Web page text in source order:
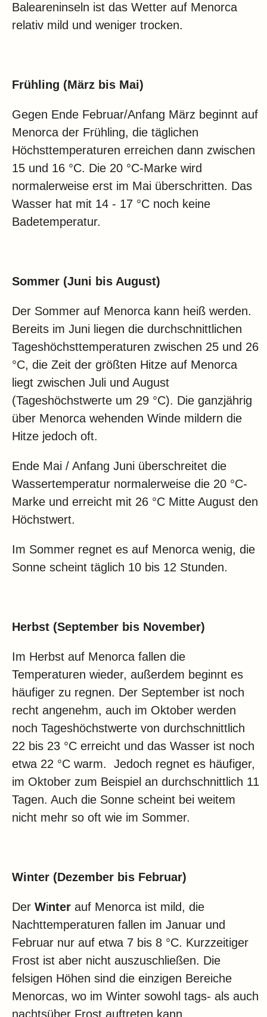
Baleareninseln ist das Wetter auf Menorca
relativ mild und weniger trocken.
Frühling (März bis Mai)
Gegen Ende Februar/Anfang März beginnt auf
Menorca der Frühling, die täglichen
Höchsttemperaturen erreichen dann zwischen
15 und 16 °C. Die 20 °C-Marke wird
normalerweise erst im Mai überschritten. Das
Wasser hat mit 14 - 17 °C noch keine
Badetemperatur.
Sommer (Juni bis August)
Der Sommer auf Menorca kann heiß werden.
Bereits im Juni liegen die durchschnittlichen
Tageshöchsttemperaturen zwischen 25 und 26
°C, die Zeit der größten Hitze auf Menorca
liegt zwischen Juli und August
(Tageshöchstwerte um 29 °C). Die ganzjährig
über Menorca wehenden Winde mildern die
Hitze jedoch oft.
Ende Mai / Anfang Juni überschreitet die
Wassertemperatur normalerweise die 20 °C-
Marke und erreicht mit 26 °C Mitte August den
Höchstwert.
Im Sommer regnet es auf Menorca wenig, die
Sonne scheint täglich 10 bis 12 Stunden.
Herbst (September bis November)
Im Herbst auf Menorca fallen die
Temperaturen wieder, außerdem beginnt es
häufiger zu regnen. Der September ist noch
recht angenehm, auch im Oktober werden
noch Tageshöchstwerte von durchschnittlich
22 bis 23 °C erreicht und das Wasser ist noch
etwa 22 °C warm. Jedoch regnet es häufiger,
im Oktober zum Beispiel an durchschnittlich 11
Tagen. Auch die Sonne scheint bei weitem
nicht mehr so oft wie im Sommer.
Winter (Dezember bis Februar)
Der Winter auf Menorca ist mild, die
Nachttemperaturen fallen im Januar und
Februar nur auf etwa 7 bis 8 °C. Kurzzeitiger
Frost ist aber nicht auszuschließen. Die
felsigen Höhen sind die einzigen Bereiche
Menorcas, wo im Winter sowohl tags- als auch
nachtsüber Frost auftreten kann.